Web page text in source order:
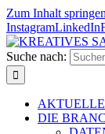
Zum Inhalt springen
InstagramLinkedIn
Suche nach:
DIE